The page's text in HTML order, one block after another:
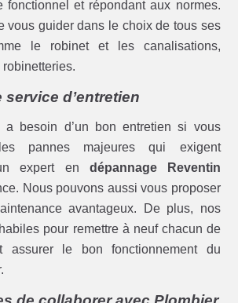
fonctionnel et répondant aux normes.
vous guider dans le choix de tous ses
le robinet et les canalisations,
service d’entretien
a besoin d’un bon entretien si vous
pannes majeures qui exigent
expert en dépannage Reventin
Nous pouvons aussi vous proposer
avantageux. De plus, nos
pour remettre à neuf chacun de
assurer le bon fonctionnement du